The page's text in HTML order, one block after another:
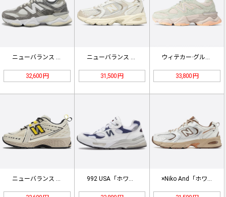
32,600 円 31,500 円 33,800 円
ニューバランス x GANNNI M… 992 USA「ホワイトネイビー」 … ×Niko And「ホワイトブラウン…